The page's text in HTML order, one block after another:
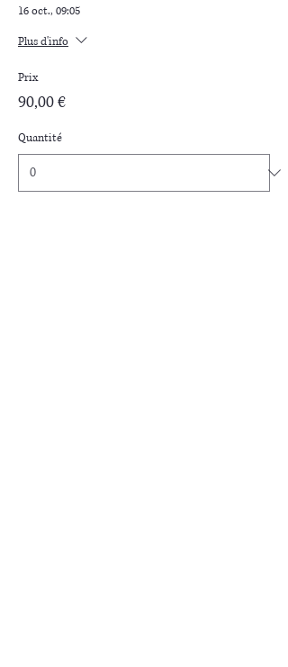
16 oct., 09:05
Plus d'info
Prix
90,00 €
Quantité